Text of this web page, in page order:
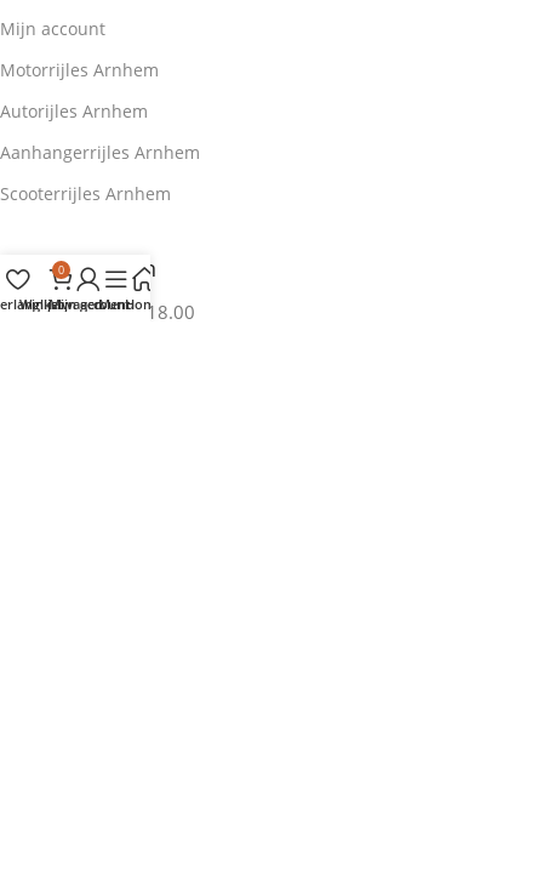
Mijn account
Motorrijles Arnhem
Autorijles Arnhem
Aanhangerrijles Arnhem
Scooterrijles Arnhem
Openingstijden
Maandag 10.00 - 18.00
0
Winkelwagen
Mijn account
MenuHome